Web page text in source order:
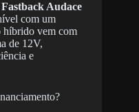
Audace
com um
híbrido vem com
de 12V,
e